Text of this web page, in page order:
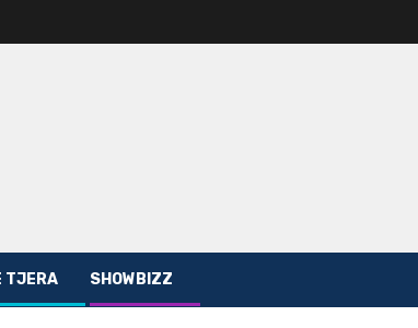
TJERA SHOWBIZZ